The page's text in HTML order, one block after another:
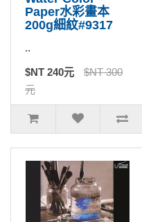
Paper水彩畫本
200g細紋#9317
..
$NT 240元
$NT 300
元